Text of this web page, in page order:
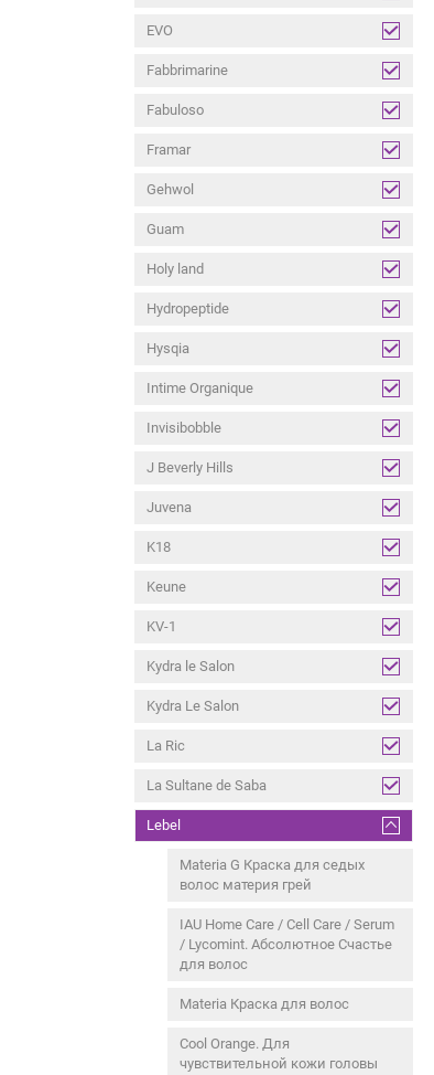
EVO
Fabbrimarine
Fabuloso
Framar
Gehwol
Guam
Holy land
Hydropeptide
Hysqia
Intime Organique
Invisibobble
J Beverly Hills
Juvena
K18
Keune
KV-1
Kydra le Salon
Kydra Le Salon
La Ric
La Sultane de Saba
Lebel
Materia G Краска для седых
волос материя грей
IAU Home Care / Cell Care / Serum
/ Lycomint. Абсолютное Счастье
для волос
Materia Краска для волос
Cool Orange. Для
чувствительной кожи головы